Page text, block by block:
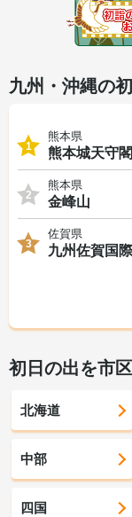
九州・沖縄の
1
熊本県
熊本城天守閣
2
熊本県
金峰山
3
佐賀県
九州佐賀国
初日の出を市
北海道
中部
四国